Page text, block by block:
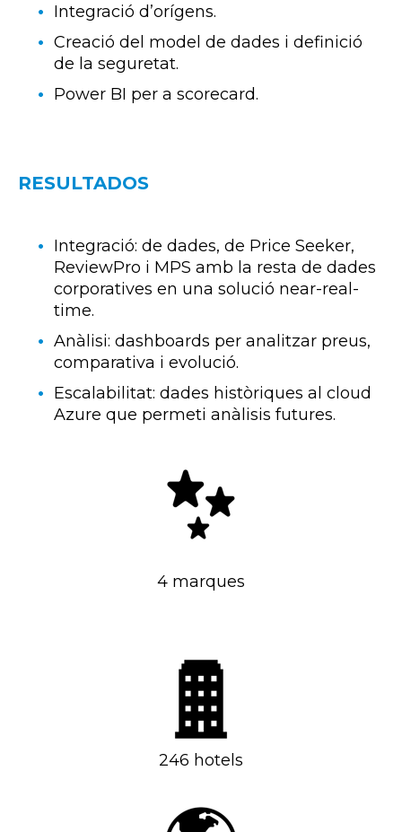
Integració d’orígens.
Creació del model de dades i definició
de la seguretat.
Power BI per a scorecard.
RESULTADOS
Integració: de dades, de Price Seeker,
ReviewPro i MPS amb la resta de dades
corporatives en una solució near-real-
time.
Anàlisi: dashboards per analitzar preus,
comparativa i evolució.
Escalabilitat: dades històriques al cloud
Azure que permeti anàlisis futures.
4 marques
246 hotels